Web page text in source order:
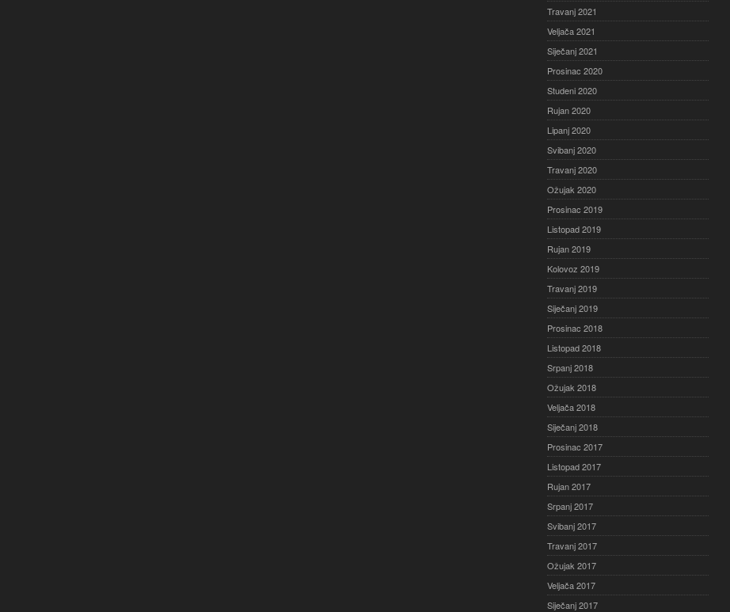
Travanj 2021
Veljača 2021
Siječanj 2021
Prosinac 2020
Studeni 2020
Rujan 2020
Lipanj 2020
Svibanj 2020
Travanj 2020
Ožujak 2020
Prosinac 2019
Listopad 2019
Rujan 2019
Kolovoz 2019
Travanj 2019
Siječanj 2019
Prosinac 2018
Listopad 2018
Srpanj 2018
Ožujak 2018
Veljača 2018
Siječanj 2018
Prosinac 2017
Listopad 2017
Rujan 2017
Srpanj 2017
Svibanj 2017
Travanj 2017
Ožujak 2017
Veljača 2017
Siječanj 2017